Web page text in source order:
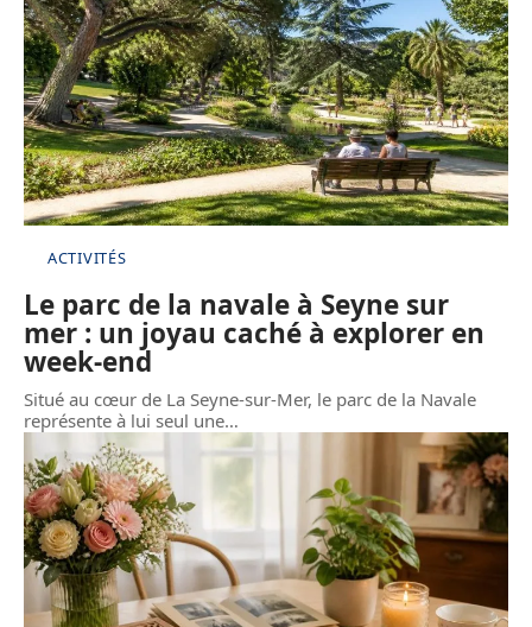
ACTIVITÉS
Le parc de la navale à Seyne sur
mer : un joyau caché à explorer en
week-end
Situé au cœur de La Seyne-sur-Mer, le parc de la Navale
représente à lui seul une…